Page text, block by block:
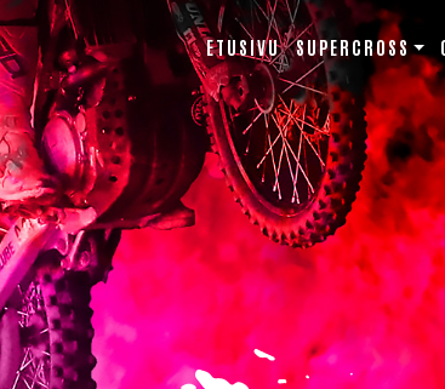
ETUSIVU SUPERCROSS